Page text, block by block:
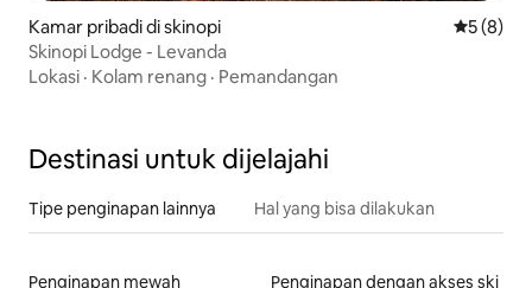
Kamar pribadi di skinopi Nilai
5 (8)
Skinopi Lodge - Levanda
Lokasi · Kolam renang · Pemandangan
Destinasi untuk dijelajahi
Tipe penginapan lainnya Hal yang bisa dilakukan
Penginapan mewah Penginapan dengan akses ski